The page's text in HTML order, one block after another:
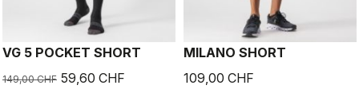
VG 5 POCKET SHORT
149,00 CHF 59,60 CHF
MILANO SHORT
109,00 CHF